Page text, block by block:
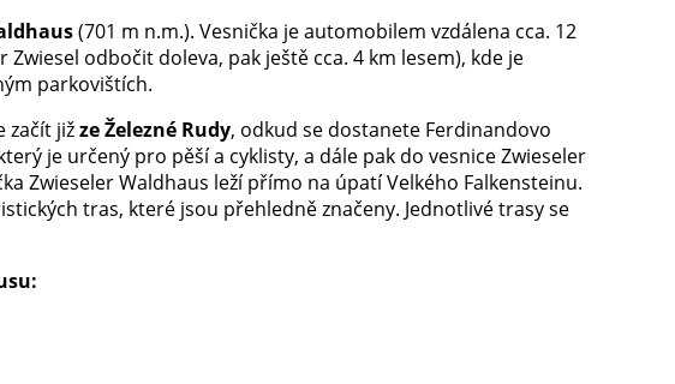
(701 m n.m.). Vesnička je automobilem vzdálena cca. 12
odbočit doleva, pak ještě cca. 4 km lesem), kde je
parkovištích.
začít jižze Železné Rudy, odkud se dostanete Ferdinandovo
je určený pro pěší a cyklisty, a dále pak do vesnice Zwieseler
Zwieseler Waldhaus leží přímo na úpatí Velkého Falkensteinu.
tras, které jsou přehledně značeny. Jednotlivé trasy se